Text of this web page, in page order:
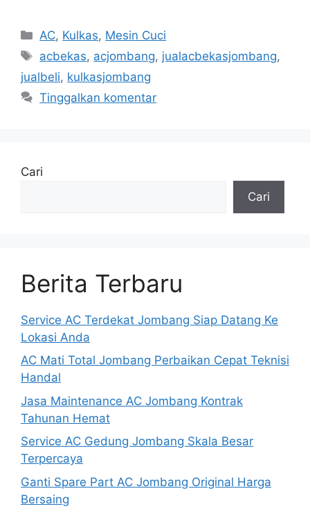
Kategori
AC, Kulkas, Mesin Cuci
Tag
acbekas, acjombang, jualacbekasjombang,
jualbeli, kulkasjombang
Tinggalkan komentar
Cari
Cari
Berita Terbaru
Service AC Terdekat Jombang Siap Datang Ke
Lokasi Anda
AC Mati Total Jombang Perbaikan Cepat Teknisi
Handal
Jasa Maintenance AC Jombang Kontrak
Tahunan Hemat
Service AC Gedung Jombang Skala Besar
Terpercaya
Ganti Spare Part AC Jombang Original Harga
Bersaing